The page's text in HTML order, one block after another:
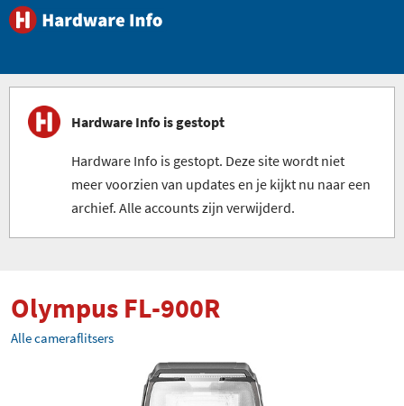
Hardware Info is gestopt
Hardware Info is gestopt. Deze site wordt niet
meer voorzien van updates en je kijkt nu naar een
archief. Alle accounts zijn verwijderd.
Olympus FL-900R
Alle cameraflitsers